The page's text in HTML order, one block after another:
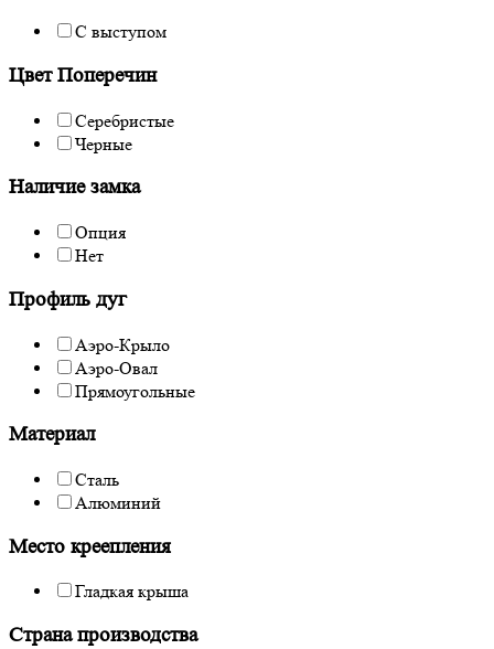
С выступом
Цвет Поперечин
Серебристые
Черные
Наличие замка
Опция
Нет
Профиль дуг
Аэро-Крыло
Аэро-Овал
Прямоугольные
Материал
Сталь
Алюминий
Место креепления
Гладкая крыша
Страна производства